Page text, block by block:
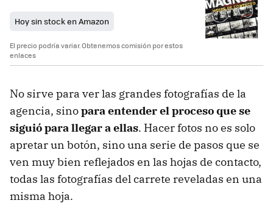
Hoy sin stock en Amazon
El precio podría variar. Obtenemos comisión por estos
enlaces
No sirve para ver las grandes fotografías de la
agencia, sinopara entender el proceso que se
siguió para llegar a ellas. Hacer fotos no es solo
apretar un botón, sino una serie de pasos que se
ven muy bien reflejados en las hojas de contacto,
todas las fotografías del carrete reveladas en una
misma hoja.